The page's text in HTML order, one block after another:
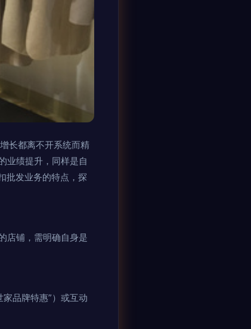
长都离不开系统而精
业绩提升，同样是自
批发业务的特点，探
店铺，需明确自身是
品牌特惠”）或互动